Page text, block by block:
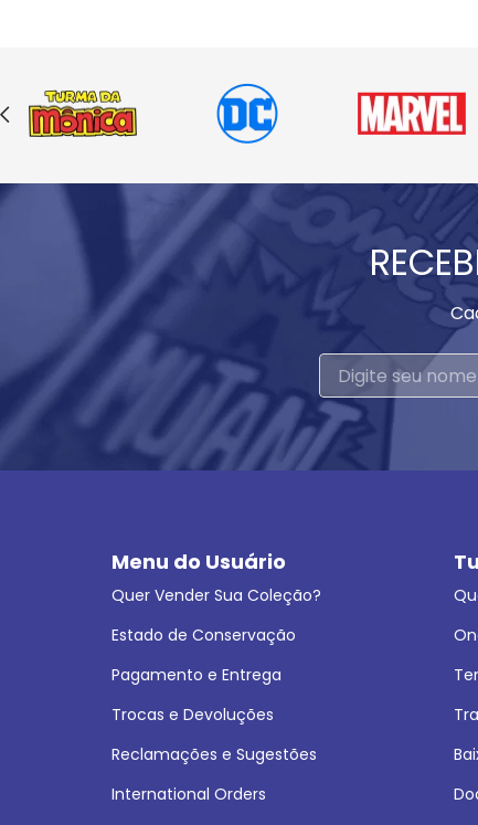
Menu do Usuário
Quer Vender Sua Coleção?
Estado de Conservação
Pagamento e Entrega
Trocas e Devoluções
Reclamações e Sugestões
International Orders